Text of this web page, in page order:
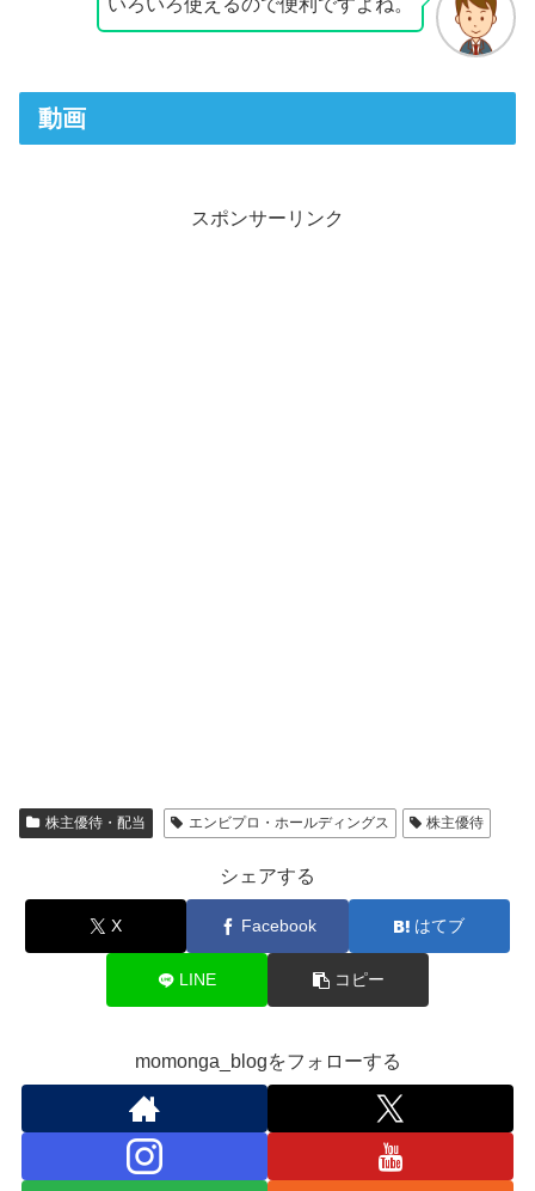
いろいろ使えるので便利ですよね。
動画
スポンサーリンク
株主優待・配当 エンビプロ・ホールディングス 株主優待
シェアする
X Facebook はてブ
LINE コピー
momonga_blogをフォローする